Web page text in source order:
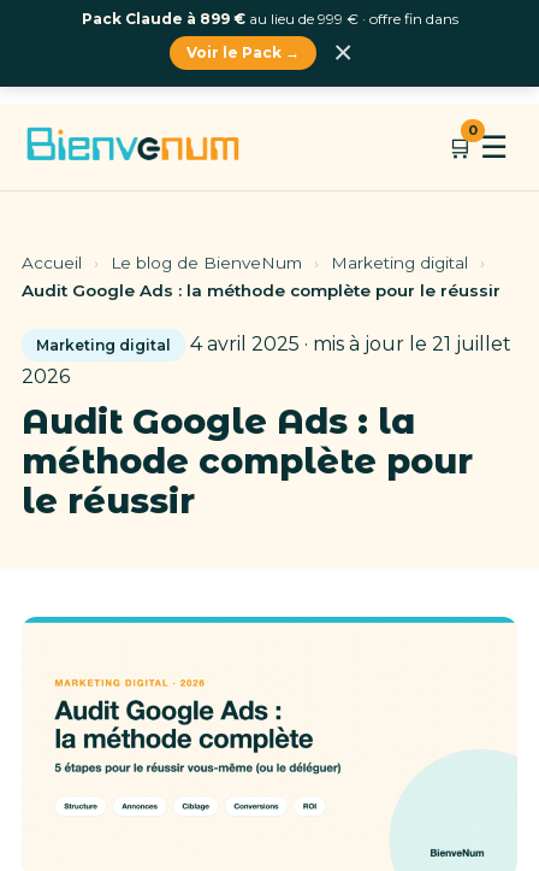
🛒
0
☰
Accueil › Le blog de BienveNum › Marketing digital
›
Audit Google Ads : la méthode complète pour le réussir
Marketing digital
4 avril 2025 · mis à jour le 21 juillet
2026
Audit Google Ads : la
méthode complète pour
le réussir
Pack Claude à 899 €au lieu de 999 € · offre fin dans
Voir le Pack →
×